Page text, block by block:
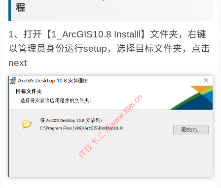
程
1、打开【1_ArcGIS10.8 Installl】文件夹，右键
以管理员身份运行setup，选择目标文件夹，点击
next